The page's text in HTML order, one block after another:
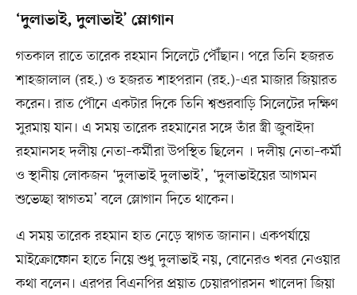
‘দুলাভাই, দুলাভাই’ স্লোগান
গতকাল রাতে তারেক রহমান সিলেটে পৌঁছান। পরে তিনি হজরত
শাহজালাল (রহ.) ও হজরত শাহপরান (রহ.)-এর মাজার জিয়ারত
করেন। রাত পৌনে একটার দিকে তিনি শ্বশুরবাড়ি সিলেটের দক্ষিণ
সুরমায় যান। এ সময় তারেক রহমানের সঙ্গে তাঁর স্ত্রী জুবাইদা
রহমানসহ দলীয় নেতা–কর্মীরা উপস্থিত ছিলেন । দলীয় নেতা–কর্মৗ
ও স্থানীয় লোকজন ‘দুলাভাই দুলাভাই’, ‘দুলাভাইয়ের আগমন
শুভেচ্ছা স্বাগতম’ বলে স্লোগান দিতে থাকেন।
এ সময় তারেক রহমান হাত নেড়ে স্বাগত জানান। একপর্যায়ে
মাইক্রোফোন হাতে নিয়ে শুধু দুলাভাই নয়, বোনেরও খবর নেওয়ার
কথা বলেন। এরপর বিএনপির প্রয়াত চেয়ারপারসন খালেদা জিয়া